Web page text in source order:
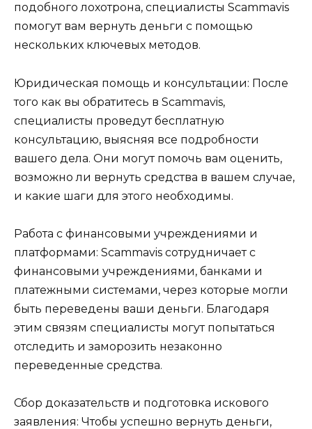
подобного лохотрона, специалисты Scammavis
помогут вам вернуть деньги с помощью
нескольких ключевых методов.
Юридическая помощь и консультации: После
того как вы обратитесь в Scammavis,
специалисты проведут бесплатную
консультацию, выясняя все подробности
вашего дела. Они могут помочь вам оценить,
возможно ли вернуть средства в вашем случае,
и какие шаги для этого необходимы.
Работа с финансовыми учреждениями и
платформами: Scammavis сотрудничает с
финансовыми учреждениями, банками и
платежными системами, через которые могли
быть переведены ваши деньги. Благодаря
этим связям специалисты могут попытаться
отследить и заморозить незаконно
переведенные средства.
Сбор доказательств и подготовка искового
заявления: Чтобы успешно вернуть деньги,